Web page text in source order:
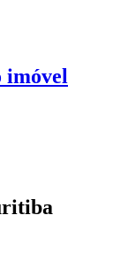
imóvel